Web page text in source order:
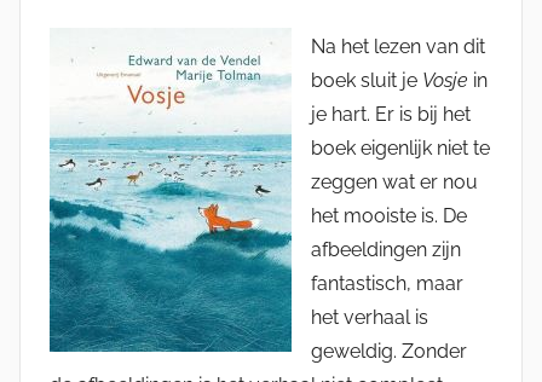
Na het lezen van dit
boek sluit je Vosje in
je hart. Er is bij het
boek eigenlijk niet te
zeggen wat er nou
het mooiste is. De
afbeeldingen zijn
fantastisch, maar
het verhaal is
geweldig. Zonder